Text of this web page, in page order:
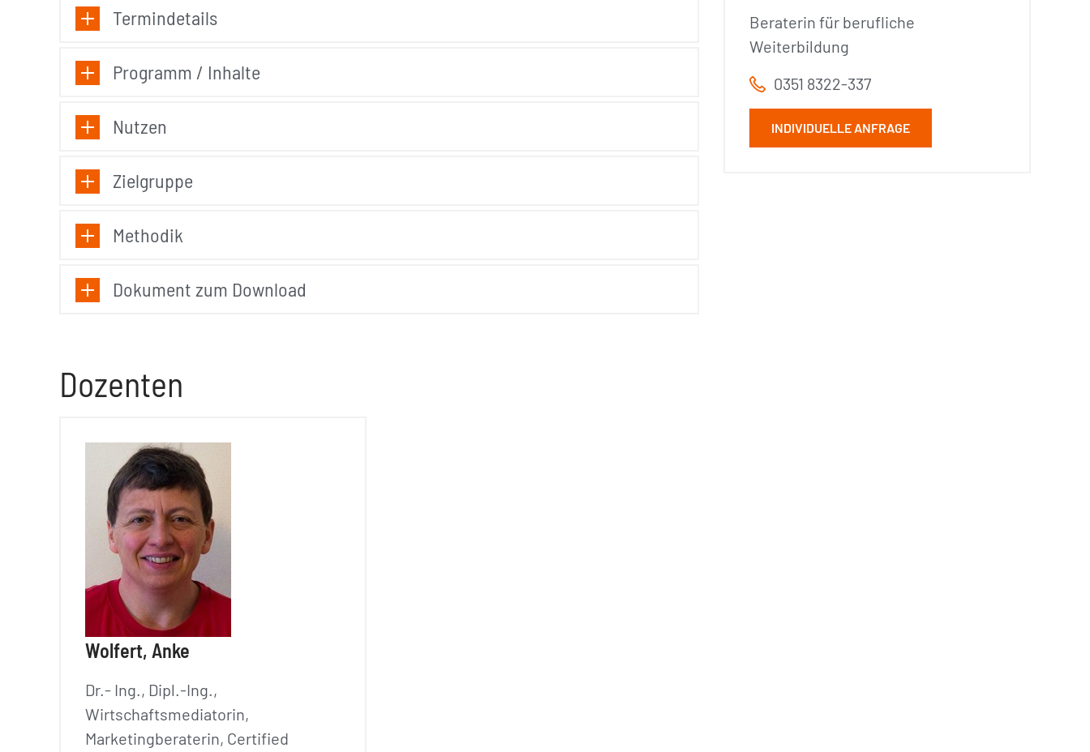
Termindetails
Programm / Inhalte
Nutzen
Zielgruppe
Methodik
Dokument zum Download
Dozenten
Wolfert, Anke
Dr.- Ing., Dipl.-Ing.,
Wirtschaftsmediatorin,
Marketingberaterin, Certified
Beraterin für berufliche
Weiterbildung
0351 8322-337
INDIVIDUELLE ANFRAGE